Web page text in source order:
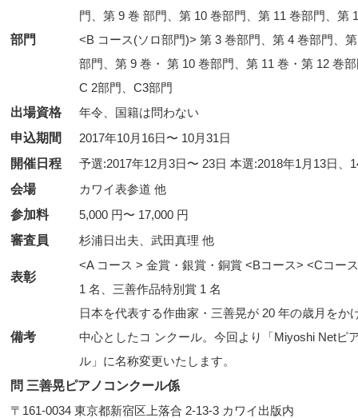
部門
門、第 9 巻 部門、第 10 巻部門、第 11 巻部門、第
<B コース(ソロ部門)> 第 3 巻部門、第 4 巻部門、
部門、第 9 巻・ 第 10 巻部門、第 11 巻・第 12 巻
C 2部門、C3部門
出場資格
年令、国籍は問わない
申込期間
2017年10月16日〜 10月31日
開催日程
予選:2017年12月3日〜 23日 本選:2018年1月13日
会場
カワイ表参道 他
参加料
5,000 円〜 17,000 円
審査員
杉浦日出夫、武田真理 他
表彰
<A コース > 金賞・銀賞・銅賞 <Bコース> <Cコー
1 名、三善作品特別賞 1 名
備考
日本を代表する作曲家・三善晃が 20 年の歳月を
中心としたコ ンクール。今回より「Miyoshi Netピ
ル」に名称変更いたします。
問 三善晃ピアノコンクール係
〒161-0034 東京都新宿区上落合 2-13-3 カワイ出版内